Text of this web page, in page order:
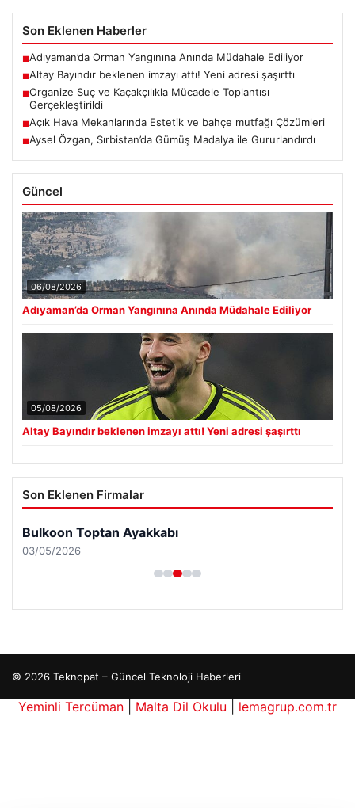
Son Eklenen Haberler
■Adıyaman’da Orman Yangınına Anında Müdahale Ediliyor
■Altay Bayındır beklenen imzayı attı! Yeni adresi şaşırttı
■Organize Suç ve Kaçakçılıkla Mücadele Toplantısı
Gerçekleştirildi
■Açık Hava Mekanlarında Estetik ve bahçe mutfağı Çözümleri
■Aysel Özgan, Sırbistan’da Gümüş Madalya ile Gururlandırdı
Güncel
06/08/2026
Adıyaman’da Orman Yangınına Anında Müdahale Ediliyor
05/08/2026
Altay Bayındır beklenen imzayı attı! Yeni adresi şaşırttı
Son Eklenen Firmalar
Bulkoon Toptan Ayakkabı
03/05/2026
© 2026 Teknopat – Güncel Teknoloji Haberleri
Yeminli Tercüman Malta Dil Okulu
lemagrup.com.tr